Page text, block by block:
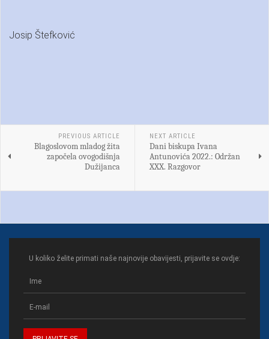
Josip Štefković
PREVIOUS ARTICLE
Blagoslovom mladog žita
započela ovogodišnja
Dužijanca
NEXT ARTICLE
Dani biskupa Ivana
Antunovića 2022.: Održan
XXX. Razgovor
U koliko želite primati naše najnovije obavijesti, prijavite se ovdje: